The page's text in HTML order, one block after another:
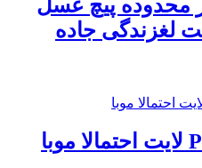
محدوده پیچ عسل
لغزندگی جاده